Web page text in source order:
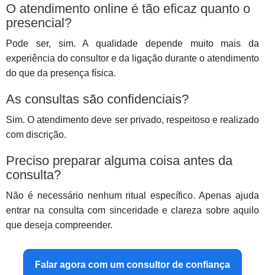
O atendimento online é tão eficaz quanto o
presencial?
Pode ser, sim. A qualidade depende muito mais da
experiência do consultor e da ligação durante o atendimento
do que da presença física.
As consultas são confidenciais?
Sim. O atendimento deve ser privado, respeitoso e realizado
com discrição.
Preciso preparar alguma coisa antes da
consulta?
Não é necessário nenhum ritual específico. Apenas ajuda
entrar na consulta com sinceridade e clareza sobre aquilo
que deseja compreender.
Falar agora com um consultor de confiança